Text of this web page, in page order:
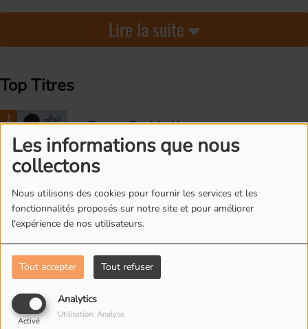
Les informations que nous
collectons
Nous utilisons des cookies pour fournir les services et les
fonctionnalités proposés sur notre site et pour améliorer
l'expérience de nos utilisateurs.
Tout accepter Tout refuser
Analytics
Activé
Utilisation: Analyse
Lire la suite
Top Titres
1 Down On My Knees
Without You
Life Is Real